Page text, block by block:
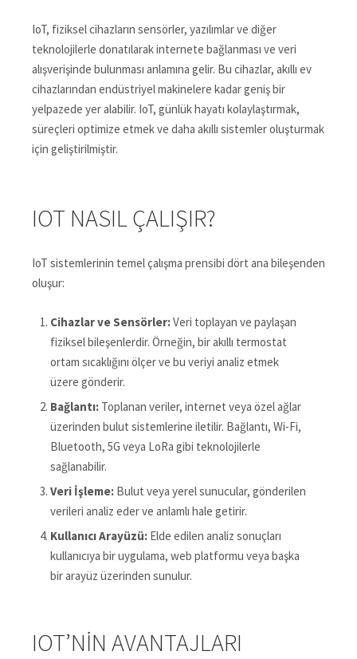
IoT, fiziksel cihazların sensörler, yazılımlar ve diğer
teknolojilerle donatılarak internete bağlanması ve veri
alışverişinde bulunması anlamına gelir. Bu cihazlar, akıllı ev
cihazlarından endüstriyel makinelere kadar geniş bir
yelpazede yer alabilir. IoT, günlük hayatı kolaylaştırmak,
süreçleri optimize etmek ve daha akıllı sistemler oluşturmak
için geliştirilmiştir.
IOT NASIL ÇALIŞIR?
IoT sistemlerinin temel çalışma prensibi dört ana bileşenden
oluşur:
Cihazlar ve Sensörler:Veri toplayan ve paylaşan
fiziksel bileşenlerdir. Örneğin, bir akıllı termostat
ortam sıcaklığını ölçer ve bu veriyi analiz etmek
üzere gönderir.
Bağlantı:Toplanan veriler, internet veya özel ağlar
üzerinden bulut sistemlerine iletilir. Bağlantı, Wi-Fi,
Bluetooth, 5G veya LoRa gibi teknolojilerle
sağlanabilir.
Veri İşleme:Bulut veya yerel sunucular, gönderilen
verileri analiz eder ve anlamlı hale getirir.
Kullanıcı Arayüzü:Elde edilen analiz sonuçları
kullanıcıya bir uygulama, web platformu veya başka
bir arayüz üzerinden sunulur.
IOT’NIN AVANTAJLARI